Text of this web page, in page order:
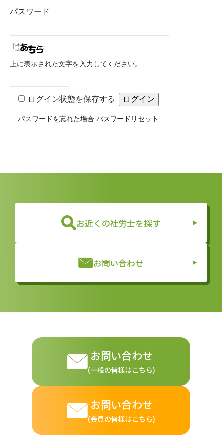
パスワード
上に表示された文字を入力してください。
ログイン状態を保存する
パスワードを忘れた場合 パスワードリセット
お近くの社労士を探す
お問い合わせ
お問い合わせ
(一般の皆様はこちら)
お問い合わせ
(会員の皆様はこちら)